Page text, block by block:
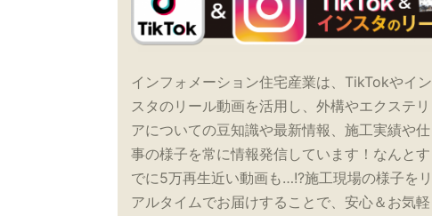
インフォメーション住宅産業は、TikTokやイン
スタのリール動画を活用し、外構やエクステリ
アについての豆知識や最新情報、施工実績や仕
事の様子を常に情報発信しています！なんとす
でに5万再生近い動画も…!?施工現場の様子をリ
アルタイムでお届けすることで、安心＆お気軽